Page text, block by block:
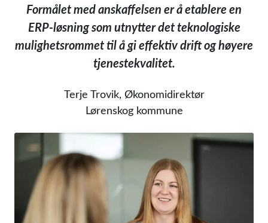
Formålet med anskaffelsen er å etablere en
ERP-løsning som utnytter det teknologiske
mulighetsrommet til å gi effektiv drift og høyere
tjenestekvalitet.
Terje Trovik, Økonomidirektør
Lørenskog kommune